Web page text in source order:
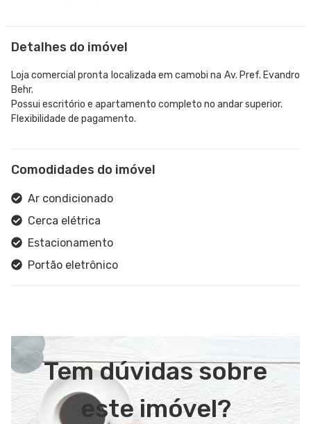
Detalhes do imóvel
Loja comercial pronta localizada em camobi na Av. Pref. Evandro
Behr.
Possui escritório e apartamento completo no andar superior.
Flexibilidade de pagamento.
Comodidades do imóvel
Ar condicionado
Cerca elétrica
Estacionamento
Portão eletrônico
Tem dúvidas sobre
este imóvel?